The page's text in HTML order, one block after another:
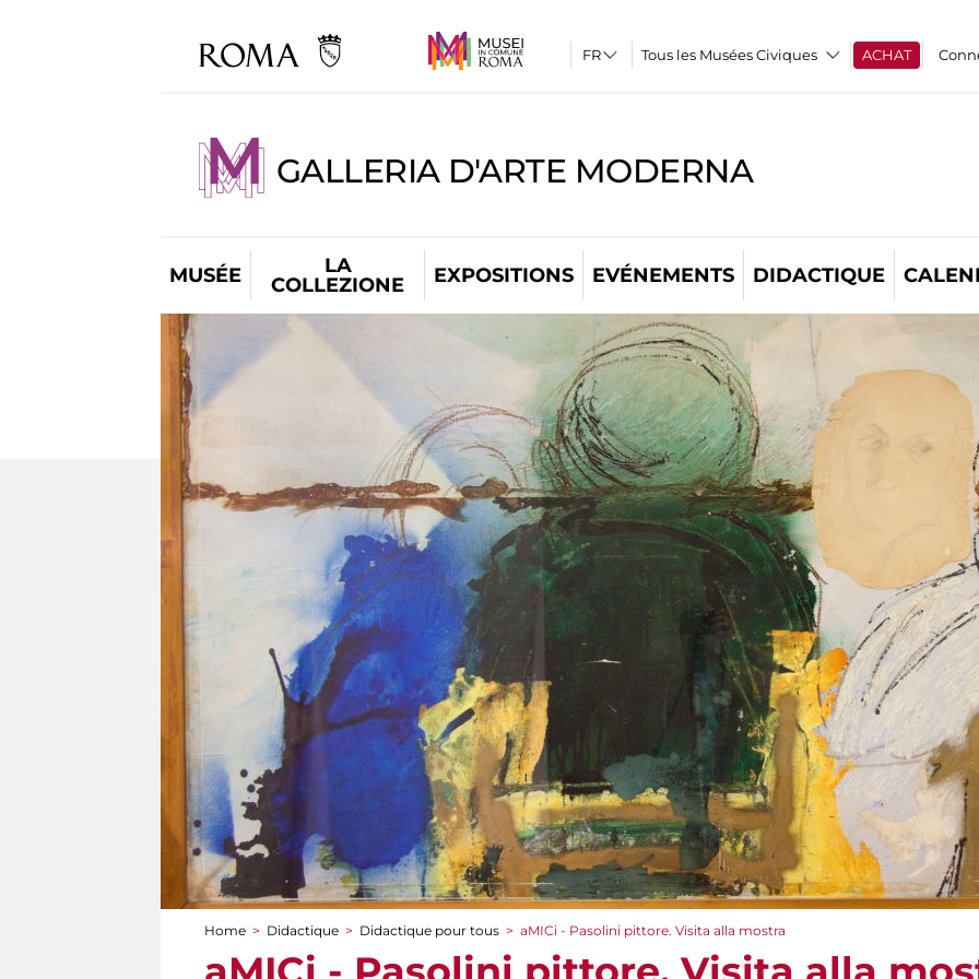
Tous les Musées Civiques ACHAT
GALLERIA D'ARTE MODERNA
MUSÉE
LA
COLLEZIONE
EXPOSITIONS EVÉNEMENTS DIDACTIQUE
You are here
Home > Didactique > Didactique pour tous > aMICi - Pasolini pittore. Visita alla mostra